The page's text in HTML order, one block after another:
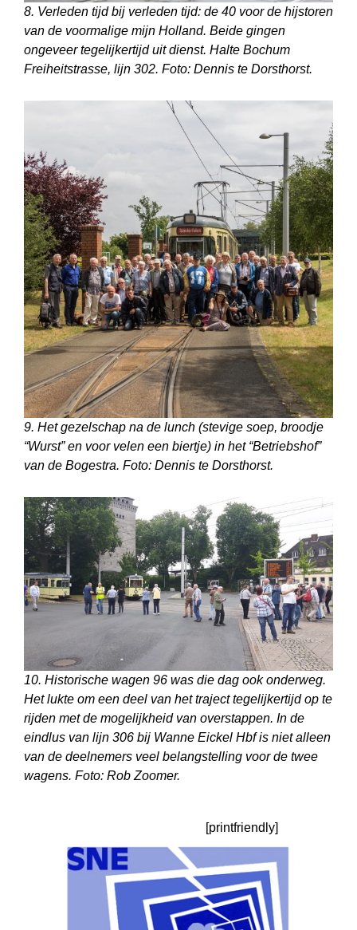
8. Verleden tijd bij verleden tijd: de 40 voor de hijstoren
van de voormalige mijn Holland. Beide gingen
ongeveer tegelijkertijd uit dienst. Halte Bochum
Freiheitstrasse, lijn 302. Foto: Dennis te Dorsthorst.
9. Het gezelschap na de lunch (stevige soep, broodje
“Wurst” en voor velen een biertje) in het “Betriebshof”
van de Bogestra. Foto: Dennis te Dorsthorst.
10. Historische wagen 96 was die dag ook onderweg.
Het lukte om een deel van het traject tegelijkertijd op te
rijden met de mogelijkheid van overstappen. In de
eindlus van lijn 306 bij Wanne Eickel Hbf is niet alleen
van de deelnemers veel belangstelling voor de twee
wagens. Foto: Rob Zoomer.
[printfriendly]